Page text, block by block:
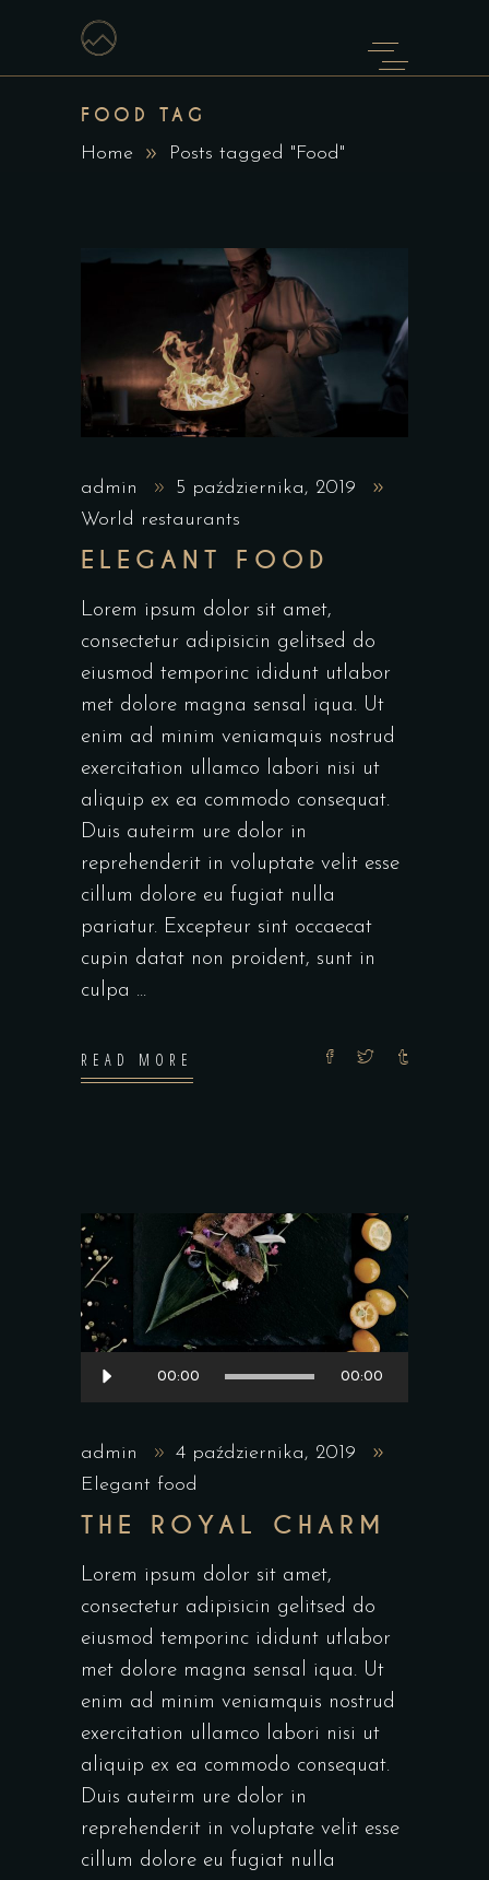
FOOD TAG
Home Posts tagged "Food"
admin
5 października, 2019
World restaurants
ELEGANT FOOD
Lorem ipsum dolor sit amet,
consectetur adipisicin gelitsed do
eiusmod temporinc ididunt utlabor
met dolore magna sensal iqua. Ut
enim ad minim veniamquis nostrud
exercitation ullamco labori nisi ut
aliquip ex ea commodo consequat.
Duis auteirm ure dolor in
reprehenderit in voluptate velit esse
cillum dolore eu fugiat nulla
pariatur. Excepteur sint occaecat
cupin datat non proident, sunt in
culpa
READ MORE
Odtwarzacz
plików
00:00 00:00
admin
4 października, 2019
Elegant food
THE ROYAL CHARM
Lorem ipsum dolor sit amet,
consectetur adipisicin gelitsed do
eiusmod temporinc ididunt utlabor
met dolore magna sensal iqua. Ut
enim ad minim veniamquis nostrud
exercitation ullamco labori nisi ut
aliquip ex ea commodo consequat.
Duis auteirm ure dolor in
reprehenderit in voluptate velit esse
cillum dolore eu fugiat nulla